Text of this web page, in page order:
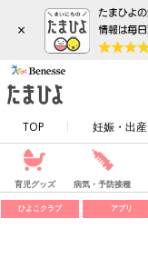
×
TOP 妊娠・出産
育児グッズ 病気・予防接種
ひよこクラブ アプリ